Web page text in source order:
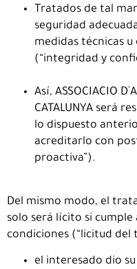
Tratados de tal
seguridad
medidas técnicas
(“integridad y
Así, ASSOCIACIO
CATALUNYA será
lo dispuesto
acreditarlo con
proactiva”).
Del mismo modo, el
solo será lícito si cumple
condiciones (“licitud
el interesado dio